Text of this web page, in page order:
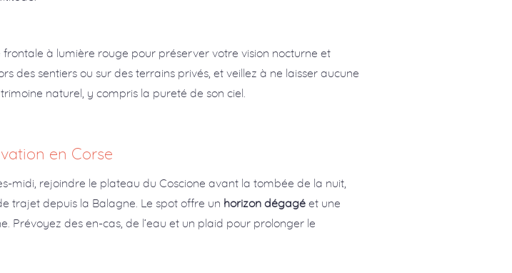
à lumière rouge pour préserver votre vision nocturne et
des sentiers ou sur des terrains privés, et veillez à ne laisser aucune
naturel, y compris la pureté de son ciel.
en Corse
midi, rejoindre le plateau du Coscione avant la tombée de la nuit,
trajet depuis la Balagne. Le spot offre un horizon dégagé et une
des en-cas, de l’eau et un plaid pour prolonger le